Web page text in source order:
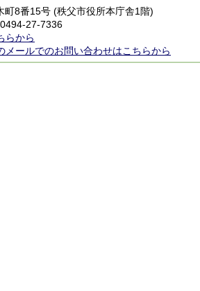
8番15号 (秩父市役所本庁舎1階)
27-7336
らから
メールでのお問い合わせはこちらから